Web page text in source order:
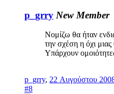
p_grry New Member
Νομίζω θα ήταν
την σχέση η όχι
Υπάρχουν
p_grry, 22 Αυγούστου
#8